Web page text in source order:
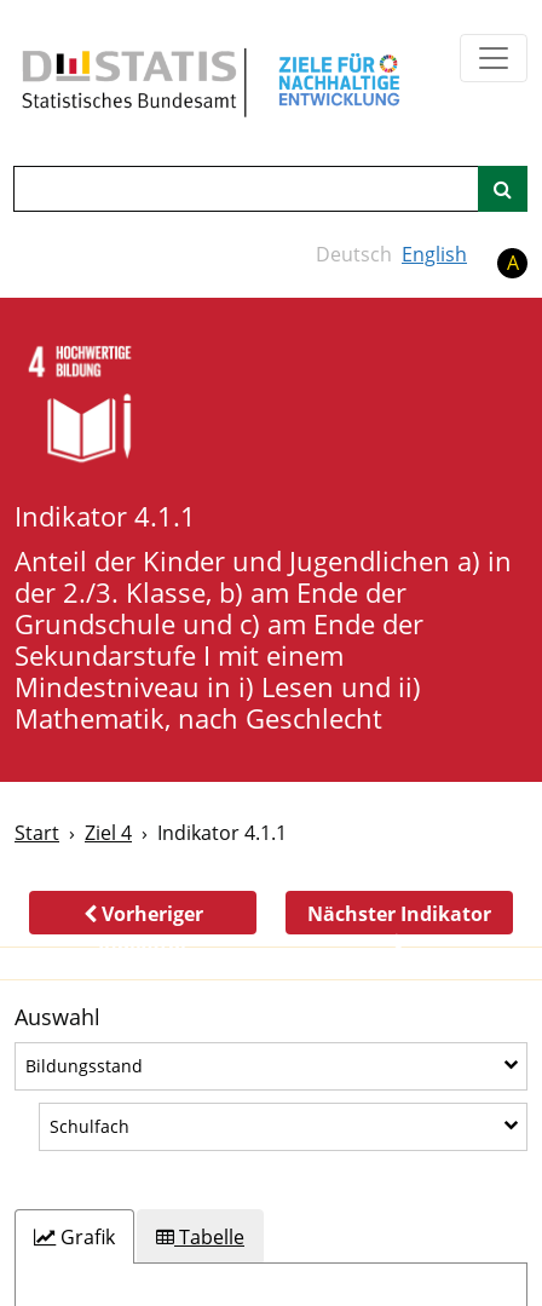
Deutsch English A
Indikator 4.1.1
Anteil der Kinder und Jugendlichen a) in
der 2./3. Klasse, b) am Ende der
Grundschule und c) am Ende der
Sekundarstufe I mit einem
Mindestniveau in i) Lesen und ii)
Mathematik, nach Geschlecht
Start Ziel 4 Indikator 4.1.1
Vorheriger
Indikator
Nächster Indikator
Auswahl
Bildungsstand
Schulfach
Grafik Tabelle